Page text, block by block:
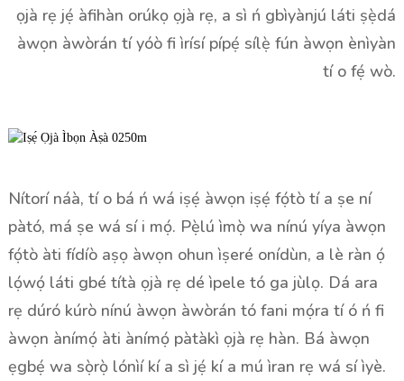
ọjà rẹ jẹ́ àfihàn orúkọ ọjà rẹ, a sì ń gbìyànjú láti ṣẹ̀dá
àwọn àwòrán tí yóò fi ìrísí pípẹ́ sílẹ̀ fún àwọn ènìyàn
tí o fẹ́ wò.
Nítorí náà, tí o bá ń wá iṣẹ́ àwọn iṣẹ́ fọ́tò tí a ṣe ní
pàtó, má ṣe wá sí i mọ́. Pẹ̀lú ìmọ̀ wa nínú yíya àwọn
fọ́tò àti fídíò aṣọ àwọn ohun ìṣeré onídùn, a lè ràn ọ́
lọ́wọ́ láti gbé títà ọjà rẹ dé ìpele tó ga jùlọ. Dá ara
rẹ dúró kúrò nínú àwọn àwòrán tó fani mọ́ra tí ó ń fi
àwọn ànímọ́ àti ànímọ́ pàtàkì ọjà rẹ hàn. Bá àwọn
ẹgbẹ́ wa sọ̀rọ̀ lónìí kí a sì jẹ́ kí a mú ìran rẹ wá sí ìyè.